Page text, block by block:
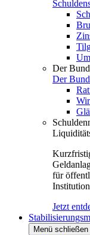
Der
Der
für
Jetzt
Menü schließen